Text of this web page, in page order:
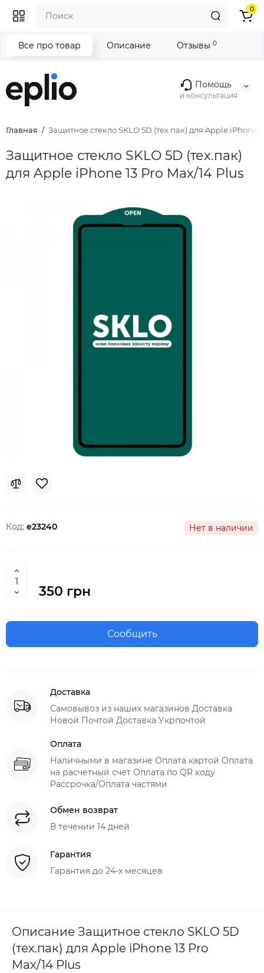
Помощь
и консультация
0
Главная Защитное стекло SKLO 5D (тех.пак) для Apple iPhone
Защитное стекло SKLO 5D (тех.пак)
для Apple iPhone 13 Pro Max/14 Plus
Все про товар Описание Отзывы 0
Код: e23240 Нет в наличии
350 грн
Сообщить
Доставка
Самовывоз из наших магазинов Доставка
Новой Почтой Доставка Укрпочтой
Оплата
Наличными в магазине Оплата картой Оплата
на расчетный счет Оплата по QR коду
Рассрочка/Оплата частями
Обмен возврат
В течении 14 дней
Гарантия
Гарантия до 24-х месяцев
Описание Защитное стекло SKLO 5D
(тех.пак) для Apple iPhone 13 Pro
Max/14 Plus